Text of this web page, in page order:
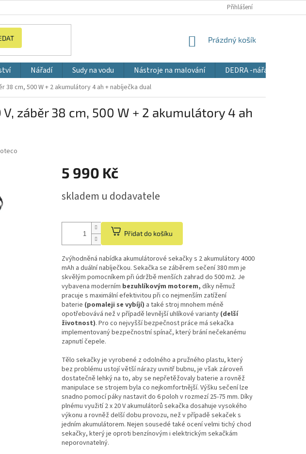
Přihlášení
NÁKUPNÍ
Prázdný košík
Nářadí Sudy na vodu Nástroje na malování DEDRA -nářadí pro
38 cm, 500 W + 2 akumulátory 4 ah + nabíječka dual
záběr 38 cm, 500 W + 2 akumulátory 4 ah
5 990 Kč
cena:
skladem u dodavatele
Přidat do košíku
Zvýhodněná nabídka akumulátorové sekačky s 2 akumulátory 4000
mAh a duální nabíječkou. Sekačka se záběrem sečení 380 mm je
skvělým pomocníkem při údržbě menších zahrad do 500 m2. Je
vybavena moderním bezuhlíkovým motorem, díky němuž
pracuje s maximální efektivitou při co nejmenším zatížení
baterie (pomaleji se vybíjí) a také stroj mnohem méně
opotřebovává než v případě levnější uhlíkové varianty (delší
životnost). Pro co nejvyšší bezpečnost práce má sekačka
implementovaný bezpečnostní spínač, který brání nečekanému
zapnutí čepele.
Tělo sekačky je vyrobené z odolného a pružného plastu, který
bez problému ustojí větší nárazy uvnitř bubnu, je však zároveň
dostatečně lehký na to, aby se nepřetěžovaly baterie a rovněž
manipulace se strojem byla co nejkomfortnější. Výšku sečení lze
snadno pomocí páky nastavit do 6 poloh v rozmezí 25-75 mm. Díky
plnému využití 2 x 20 V akumulátorů sekačka dosahuje vysokého
výkonu a rovněž delší dobu provozu, než v případě sekaček s
jedním akumulátorem. Nejen sousedé také ocení velmi tichý chod
sekačky, který je oproti benzínovým i elektrickým sekačkám
neporovnatelný.